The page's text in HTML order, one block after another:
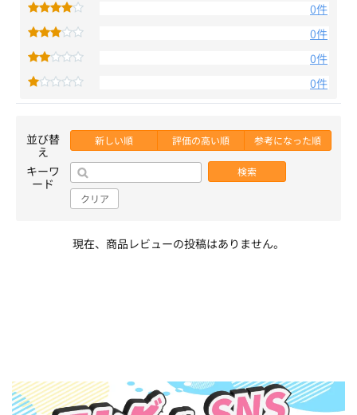
0件
0件
0件
0件
並び替
え
新しい順 評価の高い順 参考になった順
キーワ
ード
検索
クリア
現在、商品レビューの投稿はありません。